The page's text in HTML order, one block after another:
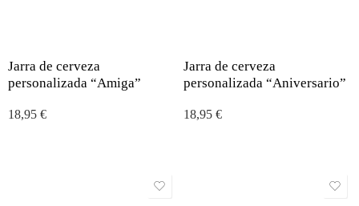
Jarra de cerveza
personalizada “Amiga”
18,95 €
Jarra de cerveza
personalizada “Aniversario”
18,95 €